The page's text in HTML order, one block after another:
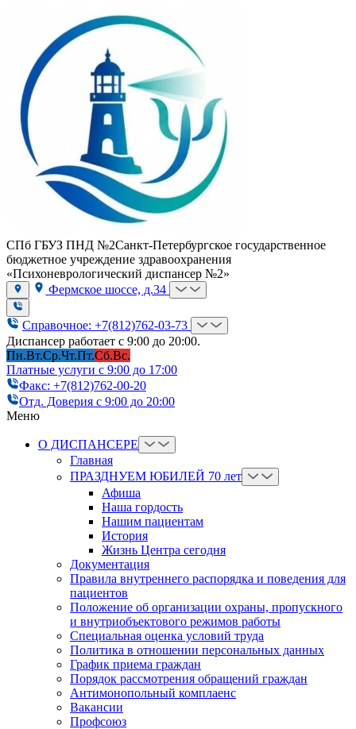
СПб ГБУЗ ПНД №2Санкт-Петербургское государственное
бюджетное учреждение здравоохранения
«Психоневрологический диспансер №2»
Фермское шоссе, д.34
Справочное: +7(812)762-03-73
Диспансер работает с 9:00 до 20:00.
Пн.Вт.Ср.Чт.Пт.Сб.Вс.
Платные услуги с 9:00 до 17:00
Факс: +7(812)762-00-20
Отд. Доверия с 9:00 до 20:00
Меню
О ДИСПАНСЕРЕ
Главная
ПРАЗДНУЕМ ЮБИЛЕЙ 70 лет
Афиша
Наша гордость
Нашим пациентам
История
Жизнь Центра сегодня
Документация
Правила внутреннего распорядка и поведения для
пациентов
Положение об организации охраны, пропускного
и внутриобъектового режимов работы
Cпециальная оценка условий труда
Политика в отношении персональных данных
График приема граждан
Порядок рассмотрения обращений граждан
Антимонопольный комплаенс
Вакансии
Профсоюз